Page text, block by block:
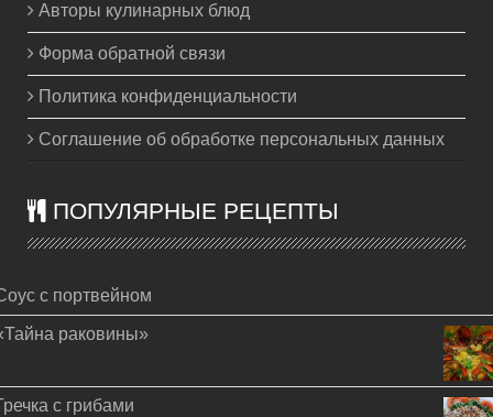
Авторы кулинарных блюд
Форма обратной связи
Политика конфиденциальности
Соглашение об обработке персональных данных
ПОПУЛЯРНЫЕ РЕЦЕПТЫ
с портвейном
раковины»
с грибами